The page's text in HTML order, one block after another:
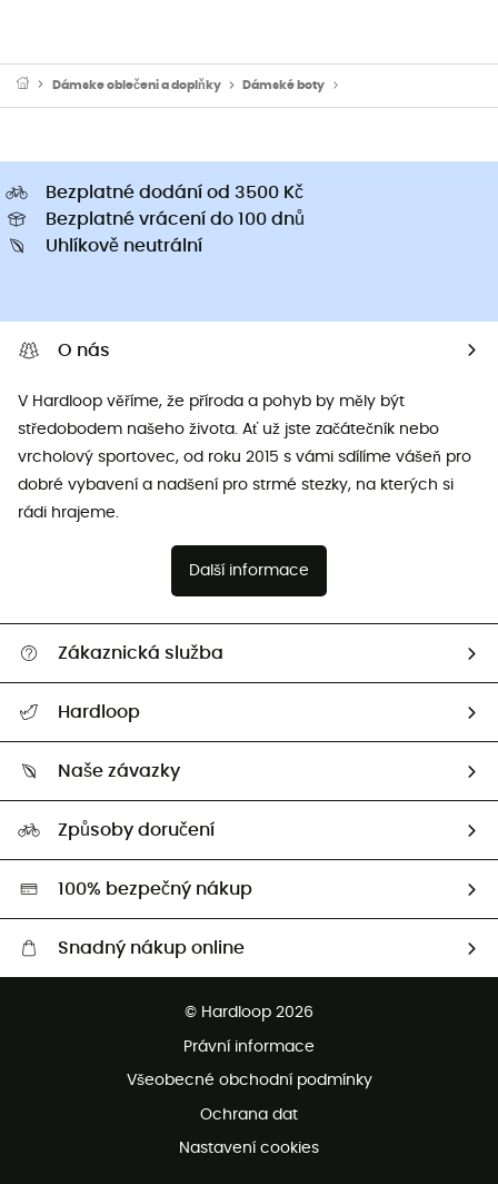
Dámske oblečeni a doplňky Dámské boty
Bezplatné dodání od 3500 Kč
Bezplatné vrácení do 100 dnů
Uhlíkově neutrální
O nás
V Hardloop věříme, že příroda a pohyb by měly být
středobodem našeho života. Ať už jste začátečník nebo
vrcholový sportovec, od roku 2015 s vámi sdílíme vášeň pro
dobré vybavení a nadšení pro strmé stezky, na kterých si
rádi hrajeme.
Další informace
Zákaznická služba
Vrácení zboží a peněz
Hardloop
Naši Ambasadoři
Naše závazky
HardGreen
Způsoby doručení
100% bezpečný nákup
Snadný nákup online
Bezplatná zákaznická služba
© Hardloop 2026
Právní informace
Všeobecné obchodní podmínky
Ochrana dat
Nastavení cookies